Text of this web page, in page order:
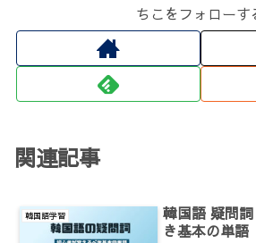
ちこをフォローす
関連記事
韓国語学習
韓国語 疑問
き基本の単語